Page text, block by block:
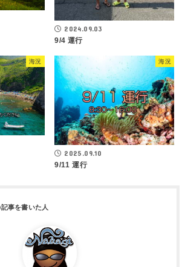
2024.09.03
9/4 運行
海況 海況
2025.09.10
9/11 運行